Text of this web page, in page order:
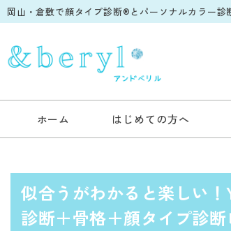
岡山・倉敷で顔タイプ診断®︎とパーソナルカラー診
ホーム はじめての方へ
似合うがわかると楽しい
診断＋骨格＋顔タイプ診